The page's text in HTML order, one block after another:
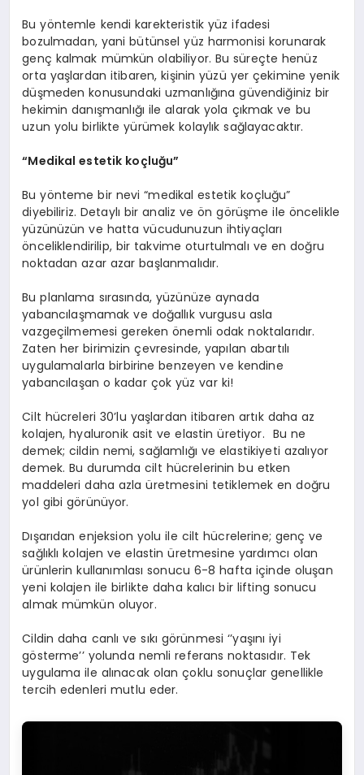
Bu yöntemle kendi karekteristik yüz ifadesi
bozulmadan, yani bütünsel yüz harmonisi korunarak
genç kalmak mümkün olabiliyor. Bu süreçte henüz
orta yaşlardan itibaren, kişinin yüzü yer çekimine yenik
düşmeden konusundaki uzmanlığına güvendiğiniz bir
hekimin danışmanlığı ile alarak yola çıkmak ve bu
uzun yolu birlikte yürümek kolaylık sağlayacaktır.
“Medikal estetik koçluğu”
Bu yönteme bir nevi “medikal estetik koçluğu”
diyebiliriz. Detaylı bir analiz ve ön görüşme ile öncelikle
yüzünüzün ve hatta vücudunuzun ihtiyaçları
önceliklendirilip, bir takvime oturtulmalı ve en doğru
noktadan azar azar başlanmalıdır.
Bu planlama sırasında, yüzünüze aynada
yabancılaşmamak ve doğallık vurgusu asla
vazgeçilmemesi gereken önemli odak noktalarıdır.
Zaten her birimizin çevresinde, yapılan abartılı
uygulamalarla birbirine benzeyen ve kendine
yabancılaşan o kadar çok yüz var ki!
Cilt hücreleri 30’lu yaşlardan itibaren artık daha az
kolajen, hyaluronik asit ve elastin üretiyor. Bu ne
demek; cildin nemi, sağlamlığı ve elastikiyeti azalıyor
demek. Bu durumda cilt hücrelerinin bu etken
maddeleri daha azla üretmesini tetiklemek en doğru
yol gibi görünüyor.
Dışarıdan enjeksion yolu ile cilt hücrelerine; genç ve
sağlıklı kolajen ve elastin üretmesine yardımcı olan
ürünlerin kullanımlası sonucu 6-8 hafta içinde oluşan
yeni kolajen ile birlikte daha kalıcı bir lifting sonucu
almak mümkün oluyor.
Cildin daha canlı ve sıkı görünmesi ‘’yaşını iyi
gösterme’’ yolunda nemli referans noktasıdır. Tek
uygulama ile alınacak olan çoklu sonuçlar genellikle
tercih edenleri mutlu eder.